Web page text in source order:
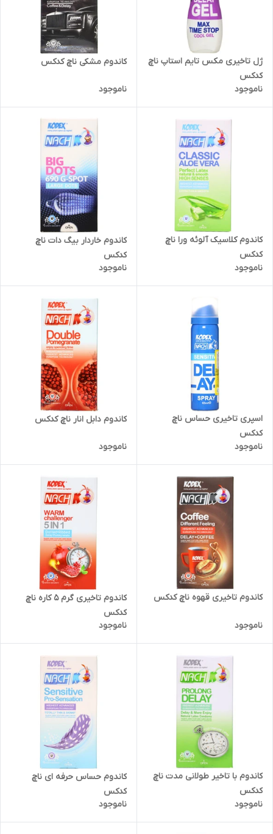
ژل تاخیری مکس تایم استاپ ناچ
کدکس
ناموجود
کاندوم مشکی ناچ کدکس
ناموجود
کاندوم کلاسیک آلوئه ورا ناچ
کدکس
ناموجود
کاندوم خاردار بیگ دات ناچ
کدکس
ناموجود
اسپری تاخیری حساس ناچ
کدکس
ناموجود
کاندوم دابل انار ناچ کدکس
ناموجود
کاندوم تاخیری قهوه ناچ کدکس
ناموجود
کاندوم تاخیری گرم 5 کاره ناچ
کدکس
ناموجود
کاندوم با تاخیر طولانی مدت ناچ
کدکس
ناموجود
کاندوم حساس حرفه ای ناچ
کدکس
ناموجود